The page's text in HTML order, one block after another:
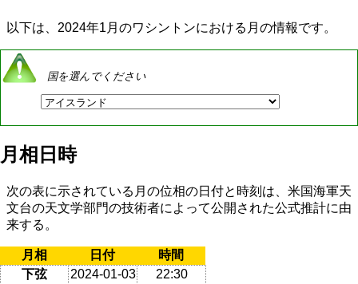
以下は、2024年1月のワシントンにおける月の情報です。
国を選んでください
月相日時
次の表に示されている月の位相の日付と時刻は、米国海軍天
文台の天文学部門の技術者によって公開された公式推計に由
来する。
月相 日付
時間
下弦
2024-01-03
22:30